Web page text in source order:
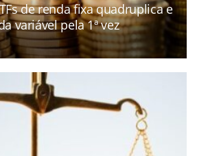
de renda fixa quadruplica e
variável pela 1ª vez